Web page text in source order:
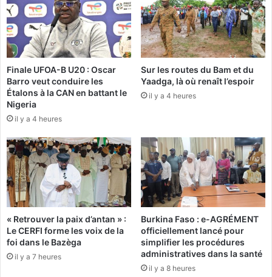
s
p
a
r
l
e
P
r
é
s
d
e
n
t
d
u
F
a
s
o
s
O
N
E
A
:
l
e
s
o
n
s
c
o
p
o
t
Finale UFOA-B U20 : Oscar
Barro veut conduire les
Étalons à la CAN en battant le
Nigeria
il y a 4 heures
Sur les routes du Bam et du
Yaadga, là où renaît l’espoir
il y a 4 heures
« Retrouver la paix d’antan » :
Le CERFI forme les voix de la
foi dans le Bazèga
il y a 7 heures
Burkina Faso : e-AGRÉMENT
officiellement lancé pour
simplifier les procédures
administratives dans la santé
il y a 8 heures